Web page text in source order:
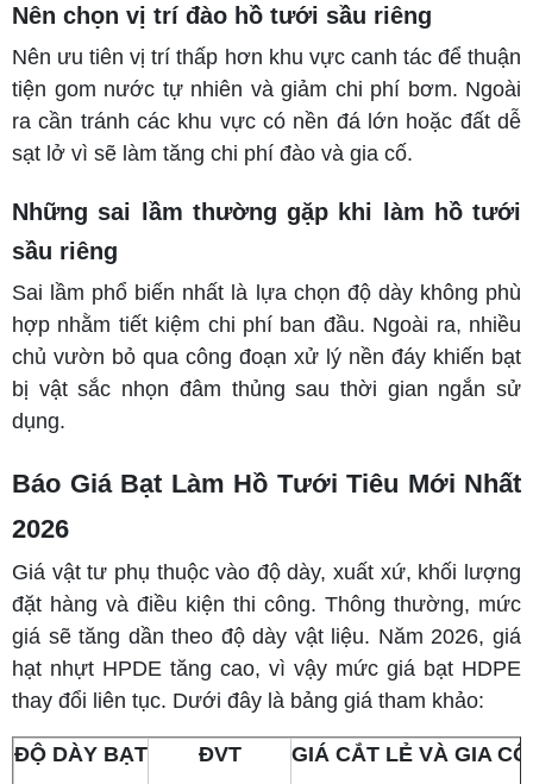
Nên chọn vị trí đào hồ tưới sầu riêng
Nên ưu tiên vị trí thấp hơn khu vực canh tác để thuận
tiện gom nước tự nhiên và giảm chi phí bơm. Ngoài
ra cần tránh các khu vực có nền đá lớn hoặc đất dễ
sạt lở vì sẽ làm tăng chi phí đào và gia cố.
Những sai lầm thường gặp khi làm hồ tưới
sầu riêng
Sai lầm phổ biến nhất là lựa chọn độ dày không phù
hợp nhằm tiết kiệm chi phí ban đầu. Ngoài ra, nhiều
chủ vườn bỏ qua công đoạn xử lý nền đáy khiến bạt
bị vật sắc nhọn đâm thủng sau thời gian ngắn sử
dụng.
Báo Giá Bạt Làm Hồ Tưới Tiêu Mới Nhất
2026
Giá vật tư phụ thuộc vào độ dày, xuất xứ, khối lượng
đặt hàng và điều kiện thi công. Thông thường, mức
giá sẽ tăng dần theo độ dày vật liệu. Năm 2026, giá
hạt nhựt HPDE tăng cao, vì vậy mức giá bạt HDPE
thay đổi liên tục. Dưới đây là bảng giá tham khảo:
ĐỘ DÀY BẠT ĐVT GIÁ CẮT LẺ VÀ GIA